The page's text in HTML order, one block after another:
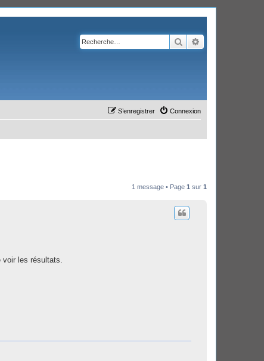
Rechercher
Connexion
S’enregistrer
1 message • Page 1 sur 1
les résultats.